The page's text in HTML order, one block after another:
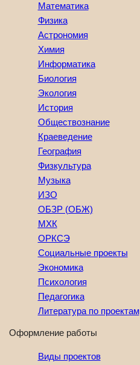
Математика
Физика
Астрономия
Химия
Информатика
Биология
Экология
История
Обществознание
Краеведение
География
Физкультура
Музыка
ИЗО
ОБЗР (ОБЖ)
МХК
ОРКСЭ
Социальные проекты
Экономика
Психология
Педагогика
Литература по проектам
Оформление работы
Виды проектов